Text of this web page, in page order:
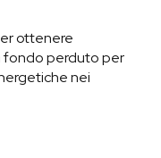
ottenere
fondo perduto per
nei